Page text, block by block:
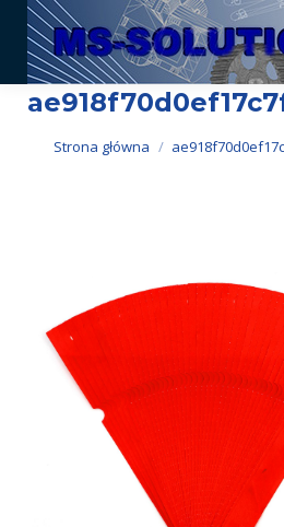
Jesteś tutaj:
Strona główna